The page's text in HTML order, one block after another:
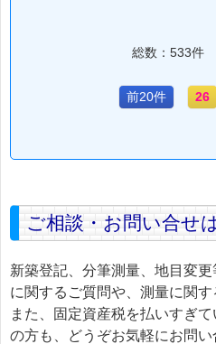
総数：533件
前20件 26
ご相談・お問い合せ
新築登記、分筆測量、地目変更
に関するご質問や、測量に関す
また、固定資産税を払いすぎ
の方も、どうぞお気軽にお問い